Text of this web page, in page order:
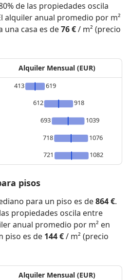
de las propiedades oscila
alquiler anual promedio por m²
una casa es de76 €/ m² (precio
Alquiler Mensual (EUR)
413
619
612
918
693
1039
718
1076
721
1082
pisos
para un piso es de864 €.
propiedades oscila entre
anual promedio por m² en
piso es de 144 €/ m² (precio
Alquiler Mensual (EUR)